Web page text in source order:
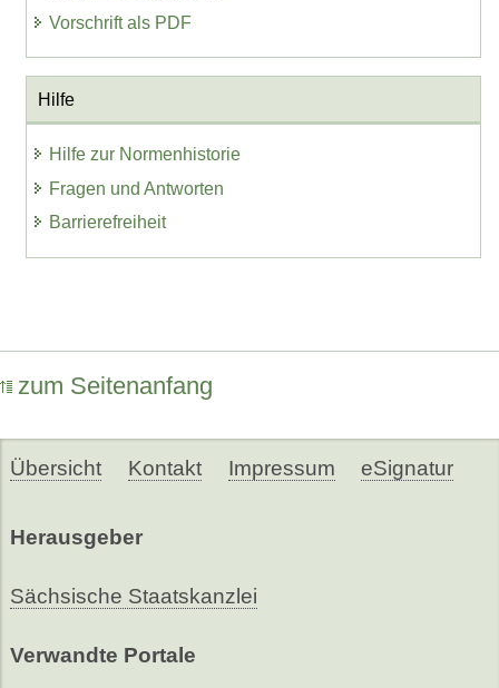
Vorschrift als PDF
Hilfe
Hilfe zur Normenhistorie
Fragen und Antworten
Barrierefreiheit
zum Seitenanfang
Übersicht Kontakt Impressum eSignatur
Herausgeber
Sächsische Staatskanzlei
Verwandte Portale